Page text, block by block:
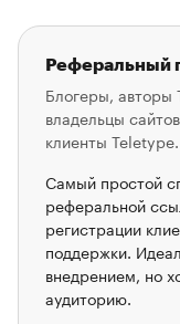
Реферальный
Блогеры, авторы
владельцы
клиенты Teletype.
Самый простой
реферальной
регистрации
поддержки.
внедрением, но
аудиторию.